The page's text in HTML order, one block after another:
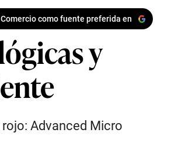
como fuente preferida en
y
Advanced Micro